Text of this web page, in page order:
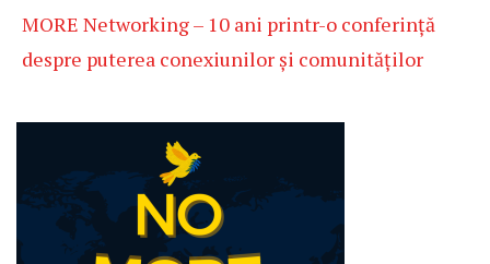
MORE Networking – 10 ani printr-o conferință
despre puterea conexiunilor și comunităților